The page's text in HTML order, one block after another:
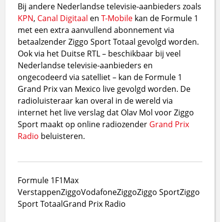
Bij andere Nederlandse televisie-aanbieders zoals
KPN, Canal Digitaal enT-Mobile kan de Formule 1
met een extra aanvullend abonnement via
betaalzender Ziggo Sport Totaal gevolgd worden.
Ook via het Duitse RTL – beschikbaar bij veel
Nederlandse televisie-aanbieders en
ongecodeerd via satelliet – kan de Formule 1
Grand Prix van Mexico live gevolgd worden. De
radioluisteraar kan overal in de wereld via
internet het live verslag dat Olav Mol voor Ziggo
Sport maakt op online radiozender Grand Prix
Radio beluisteren.
Formule 1F1Max
VerstappenZiggoVodafoneZiggoZiggo SportZiggo
Sport TotaalGrand Prix Radio